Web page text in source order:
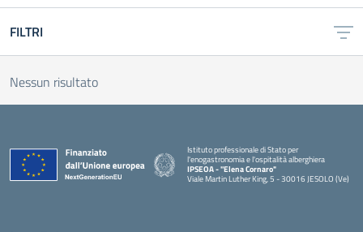
FILTRI
Nessun risultato
Istituto professionale di Stato per
l'enogastronomia e l'ospitalità alberghiera
IPSEOA - ''Elena Cornaro"
Viale Martin Luther King, 5 - 30016 JESOLO (Ve)
— Visita la pagina iniziale della scuola